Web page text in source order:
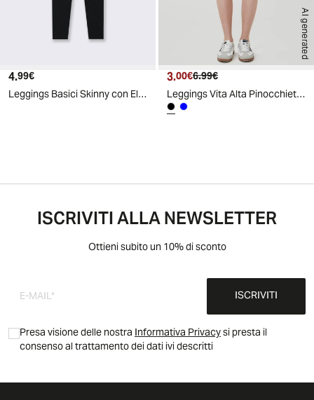
Prezzo attuale
4.99€
Leggings Basici Skinny con Elastico Vita - Nero
AI generated
Prezzo attuale
3.00€ Prezzo originale
6.99€
Leggings Vita Alta Pinocchietto - Nero
ISCRIVITI ALLA NEWSLETTER
Ottieni subito un 10% di sconto
ISCRIVITI
Presa visione delle nostraInformativa Privacysi presta il
consenso al trattamento dei dati ivi descritti